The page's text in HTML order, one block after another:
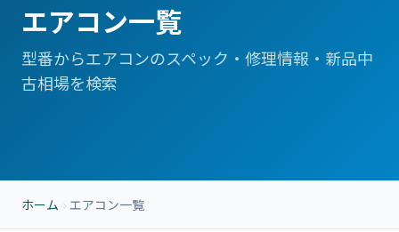
エアコン一覧
型番からエアコンのスペック・修理情報・新品中
古相場を検索
ホーム › エアコン一覧